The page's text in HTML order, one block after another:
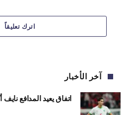
اترك تعليقاً
آخر الأخبار
اتفاق يعيد المدافع